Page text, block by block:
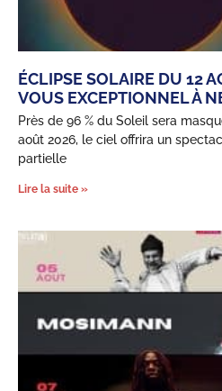
ÉCLIPSE SOLAIRE DU 12
VOUS EXCEPTIONNEL À
Près de 96 % du Soleil sera
août 2026, le ciel offrira un
partielle
Lire la suite »